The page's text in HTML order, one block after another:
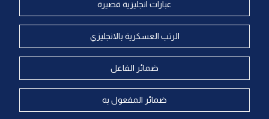
عبارات انجليزية قصيرة
الرتب العسكرية بالانجليزي
ضمائر الفاعل
ضمائر المفعول به